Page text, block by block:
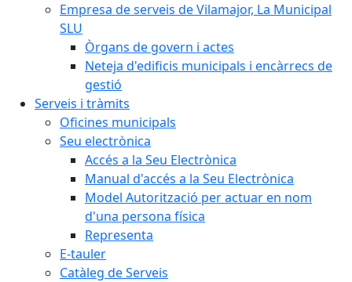
Empresa de serveis de Vilamajor, La Municipal
SLU
Òrgans de govern i actes
Neteja d'edificis municipals i encàrrecs de
gestió
Serveis i tràmits
Oficines municipals
Seu electrònica
Accés a la Seu Electrònica
Manual d'accés a la Seu Electrònica
Model Autorització per actuar en nom
d'una persona física
Representa
E-tauler
Catàleg de Serveis